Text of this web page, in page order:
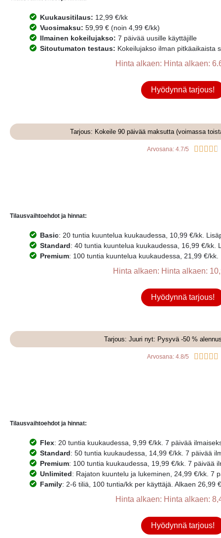
Kuukausitilaus: 12,99 €/kk
Vuosimaksu: 59,99 € (noin 4,99 €/kk)
Ilmainen kokeilujakso: 7 päivää uusille käyttäjille
Sitoutumaton testaus: Kokeilujakso ilman pitkäaikaista
Hinta alkaen: Hinta alkaen:
Hyödynnä tarjous!
Tarjous: Kokeile 90 päivää maksutta (voimassa
Arvosana: 4.7/5     
Tilausvaihtoehdot ja hinnat:
Basic: 20 tuntia kuuntelua kuukaudessa, 10,99 €/kk.
Standard: 40 tuntia kuuntelua kuukaudessa, 16,99 €/kk.
Premium: 100 tuntia kuuntelua kuukaudessa, 21,99 €/
Hinta alkaen: Hinta alkaen:
Hyödynnä tarjous!
Tarjous: Juuri nyt: Pysyvä -50 %
Arvosana: 4.8/5     
Tilausvaihtoehdot ja hinnat:
Flex: 20 tuntia kuukaudessa, 9,99 €/kk. 7 päivää
Standard: 50 tuntia kuukaudessa, 14,99 €/kk. 7 päivää
Premium: 100 tuntia kuukaudessa, 19,99 €/kk. 7 päivää
Unlimited: Rajaton kuuntelu ja lukeminen, 24,99 €/kk. 7
Family: 2-6 tiliä, 100 tuntia/kk per käyttäjä. Alkaen 26,99
Hinta alkaen: Hinta alkaen:
Hyödynnä tarjous!